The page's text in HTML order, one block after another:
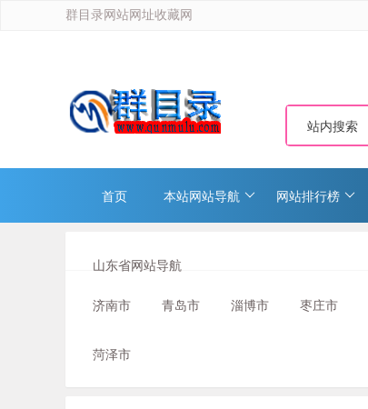
群目录网站网址收藏网
站内搜索
首页 本站网站导航 网站排行榜
山东省网站导航
济南市 青岛市 淄博市 枣庄市
菏泽市